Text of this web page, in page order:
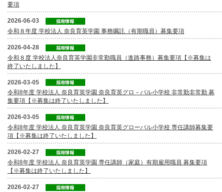
要項
2026-06-03
令和８年度 学校法人 奈良育英学園 事務嘱託（有期職員）募集要項
2026-04-28
令和８度 学校法人奈良育英学園非常勤職員（進路事務）募集要項【※募集は
終了いたしました】
2026-03-05
令和8年度 学校法人 奈良育英学園 奈良育英グロ－バル小学校 非常勤非常勤 募
集要項【※募集は終了いたしました】
2026-03-05
令和8年度 学校法人 奈良育英学園 奈良育英グローバル小学校 専任講師募集要
項【※募集は終了いたしました】
2026-02-27
令和8年度 学校法人 奈良育英学園 専任講師（家庭）有期雇用職員 募集要項
【※募集は終了いたしました】
2026-02-27